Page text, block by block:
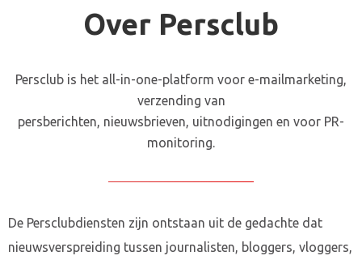
Over Persclub
Persclub is het all-in-one-platform voor e-mailmarketing,
verzending van
persberichten, nieuwsbrieven, uitnodigingen en voor PR-
monitoring.
De Persclubdiensten zijn ontstaan uit de gedachte dat
nieuwsverspreiding tussen journalisten, bloggers, vloggers,